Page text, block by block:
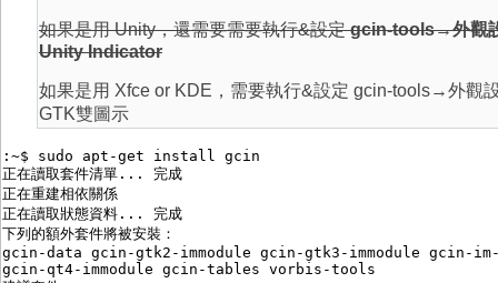
如果是用 Unity，還需要需要執行&設定gcin-tools→外觀
Unity Indicator
如果是用 Xfce or KDE，需要執行&設定 gcin-tools→外
GTK雙圖示
:~$ sudo apt-get install gcin
正在讀取套件清單... 完成
正在重建相依關係
正在讀取狀態資料... 完成
下列的額外套件將被安裝：
gcin-data gcin-gtk2-immodule gcin-gtk3-immodule gcin-
gcin-qt4-immodule gcin-tables vorbis-tools